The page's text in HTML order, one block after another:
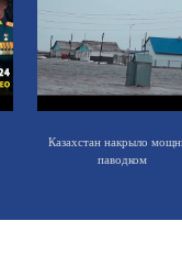
Казахстан накрыло
паводком